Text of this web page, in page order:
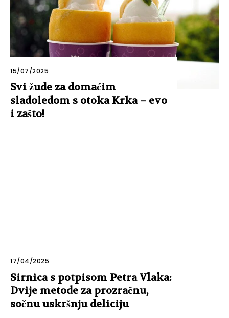
15/07/2025
Svi žude za domaćim
sladoledom s otoka Krka – evo
i zašto!
17/04/2025
Sirnica s potpisom Petra Vlaka:
Dvije metode za prozračnu,
sočnu uskršnju deliciju